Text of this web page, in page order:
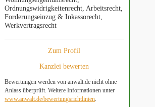
Ordnungswidrigkeitenrecht, Arbeitsrecht,
Forderungseinzug & Inkassorecht,
Werkvertragsrecht
Zum Profil
Kanzlei bewerten
Bewertungen werden von anwalt.de nicht ohne
Anlass überprüft. Weitere Informationen unter
www.anwalt.de/bewertungsrichtlinien